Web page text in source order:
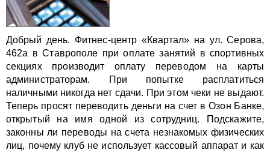
Добрый день. Фитнес-центр «Квартал» на ул. Серова,
462а в Ставрополе при оплате занятий в спортивных
секциях производит оплату переводом на карты
администраторам. При попытке расплатиться
наличными никогда нет сдачи. При этом чеки не выдают.
Теперь просят переводить деньги на счет в Озон Банке,
открытый на имя одной из сотрудниц. Подскажите,
законны ли переводы на счета незнакомых физических
лиц, почему клуб не использует кассовый аппарат и как